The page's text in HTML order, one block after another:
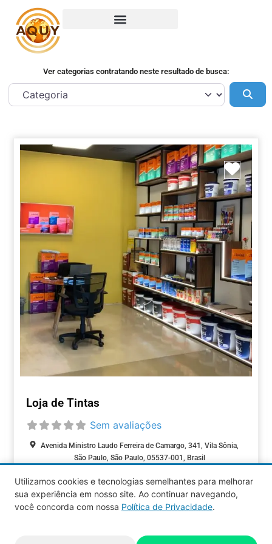
Ver categorias contratando neste resultado de busca:
Loja de Tintas
Sem avaliações
Avenida Ministro Laudo Ferreira de Camargo, 341, Vila Sônia,
São Paulo, São Paulo, 05537-001, Brasil
CASA &
CONSTRUÇÃO
Closed today:
Utilizamos cookies e tecnologias semelhantes para melhorar
sua experiência em nosso site. Ao continuar navegando,
você concorda com nossa Política de Privacidade.